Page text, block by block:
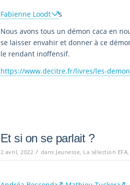
Fabienne Loodt
s
Nous avons tous un démon caca en
se laisser envahir et donner à ce
le rendant inoffensif.
https://www.decitre.fr/livres/les-
Et si on se parlait ?
2 avril, 2022 / dans Jeunesse, La sélection EFA,